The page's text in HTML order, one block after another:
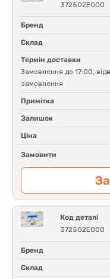
372502E000
Бренд
Склад
Термін доставки
Замовлення до 17:00,
замовлення
Примітка
Залишок
Ціна
Замовити
Код деталі
372502E000
Бренд
Склад